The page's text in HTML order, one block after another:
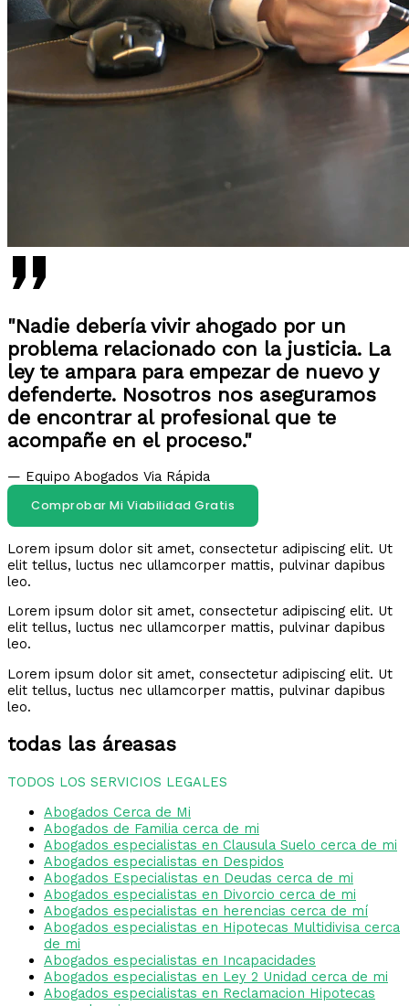
"Nadie debería vivir ahogado por un
problema relacionado con la justicia. La
ley te ampara para empezar de nuevo y
defenderte. Nosotros nos aseguramos
de encontrar al profesional que te
acompañe en el proceso."
— Equipo Abogados Via Rápida
Comprobar Mi Viabilidad Gratis
Lorem ipsum dolor sit amet, consectetur adipiscing elit. Ut
elit tellus, luctus nec ullamcorper mattis, pulvinar dapibus
leo.
Lorem ipsum dolor sit amet, consectetur adipiscing elit. Ut
elit tellus, luctus nec ullamcorper mattis, pulvinar dapibus
leo.
Lorem ipsum dolor sit amet, consectetur adipiscing elit. Ut
elit tellus, luctus nec ullamcorper mattis, pulvinar dapibus
leo.
todas las áreasas
TODOS LOS SERVICIOS LEGALES
Abogados Cerca de Mi
Abogados de Familia cerca de mi
Abogados especialistas en Clausula Suelo cerca de mi
Abogados especialistas en Despidos
Abogados Especialistas en Deudas cerca de mi
Abogados especialistas en Divorcio cerca de mi
Abogados especialistas en herencias cerca de mí
Abogados especialistas en Hipotecas Multidivisa cerca
de mi
Abogados especialistas en Incapacidades
Abogados especialistas en Ley 2 Unidad cerca de mi
Abogados especialistas en Reclamacion Hipotecas